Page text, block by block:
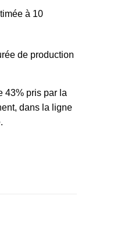
à 10
de production
43% pris par la
dans la ligne